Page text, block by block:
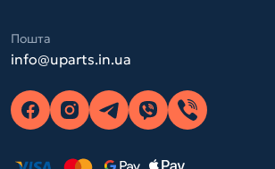
Пошта
info@uparts.in.ua